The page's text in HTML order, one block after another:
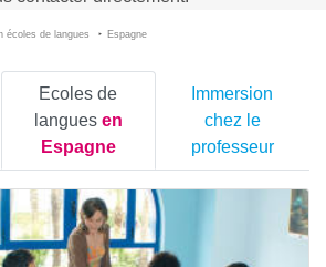
écoles de langues Espagne
Ecoles de
langues en
Espagne
Immersion
chez le
professeur